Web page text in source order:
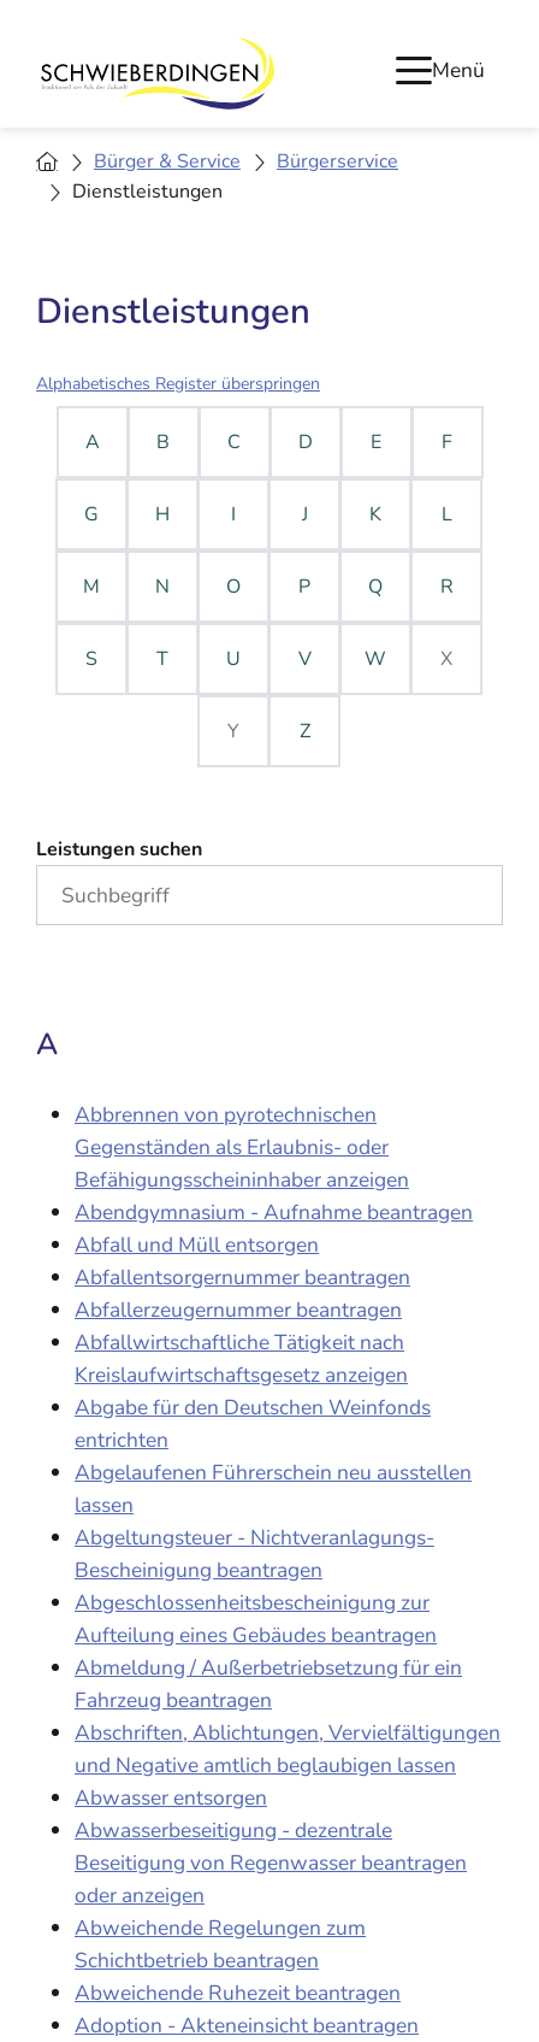
Menü
Bürger & Service
Bürgerservice
Dienstleistungen
Dienstleistungen
Alphabetisches Register überspringen
A B C D E F
G H I J K L
M N O P Q R
S T U V W X
Y Z
Leistungen suchen
A
Abbrennen von pyrotechnischen
Gegenständen als Erlaubnis- oder
Befähigungsscheininhaber anzeigen
Abendgymnasium - Aufnahme beantragen
Abfall und Müll entsorgen
Abfallentsorgernummer beantragen
Abfallerzeugernummer beantragen
Abfallwirtschaftliche Tätigkeit nach
Kreislaufwirtschaftsgesetz anzeigen
Abgabe für den Deutschen Weinfonds
entrichten
Abgelaufenen Führerschein neu ausstellen
lassen
Abgeltungsteuer - Nichtveranlagungs-
Bescheinigung beantragen
Abgeschlossenheitsbescheinigung zur
Aufteilung eines Gebäudes beantragen
Abmeldung / Außerbetriebsetzung für ein
Fahrzeug beantragen
Abschriften, Ablichtungen, Vervielfältigungen
und Negative amtlich beglaubigen lassen
Abwasser entsorgen
Abwasserbeseitigung - dezentrale
Beseitigung von Regenwasser beantragen
oder anzeigen
Abweichende Regelungen zum
Schichtbetrieb beantragen
Abweichende Ruhezeit beantragen
Adoption - Akteneinsicht beantragen